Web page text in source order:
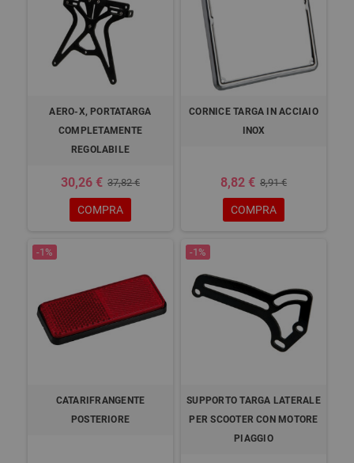
AERO-X, PORTATARGA
COMPLETAMENTE
REGOLABILE
30,26 € 37,82 €
COMPRA
CORNICE TARGA IN ACCIAIO
INOX
8,82 € 8,91 €
COMPRA
-1%
CATARIFRANGENTE
POSTERIORE
-1%
SUPPORTO TARGA LATERALE
PER SCOOTER CON MOTORE
PIAGGIO